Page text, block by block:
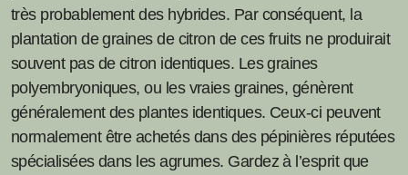
très probablement des hybrides. Par conséquent, la
plantation de graines de citron de ces fruits ne produirait
souvent pas de citron identiques. Les graines
polyembryoniques, ou les vraies graines, génèrent
généralement des plantes identiques. Ceux-ci peuvent
normalement être achetés dans des pépinières réputées
spécialisées dans les agrumes. Gardez à l’esprit que